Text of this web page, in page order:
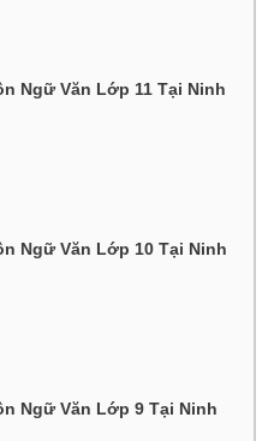
Ngữ Văn Lớp 11 Tại Ninh
Ngữ Văn Lớp 10 Tại Ninh
Ngữ Văn Lớp 9 Tại Ninh